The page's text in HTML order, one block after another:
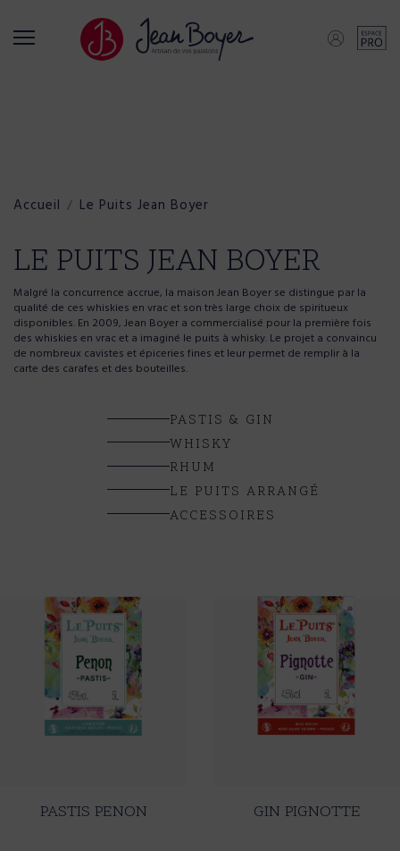
Historique
Producteur artisanal
Distributeur
Outil de production et logistique
Whisky du Monde
Coffrets
Rhum Rum
Le Puits Jean Boyer
Accueil Le Puits Jean Boyer
LE PUITS JEAN BOYER
Malgré la concurrence accrue, la maison Jean Boyer se distingue par la
qualité de ces whiskies en vrac et son très large choix de spiritueux
disponibles. En 2009, Jean Boyer a commercialisé pour la première fois
des whiskies en vrac et a imaginé le puits à whisky. Le projet a convaincu
de nombreux cavistes et épiceries fines et leur permet de remplir à la
carte des carafes et des bouteilles.
PASTIS & GIN
WHISKY
RHUM
LE PUITS ARRANGÉ
ACCESSOIRES
PASTIS PENON GIN PIGNOTTE